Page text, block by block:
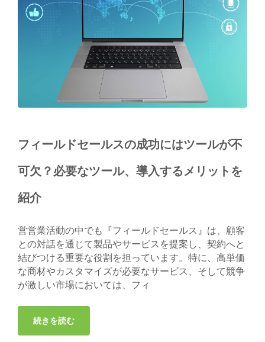
フィールドセールスの成功にはツールが不
可欠？必要なツール、導入するメリットを
紹介
営営業活動の中でも『フィールドセールス』は、顧客
との対話を通じて製品やサービスを提案し、契約へと
結びつける重要な役割を担っています。特に、高単価
な商材やカスタマイズが必要なサービス、そして競争
が激しい市場においては、フィ